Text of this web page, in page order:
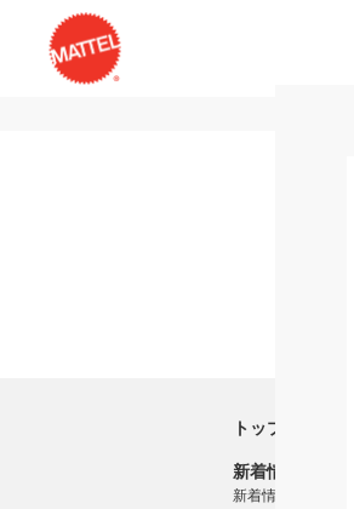
トップ
新着情報
新着情報一覧